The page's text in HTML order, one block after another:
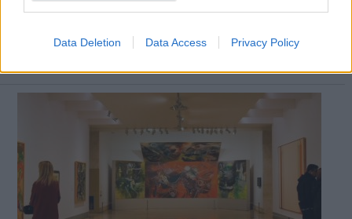
Data Deletion Data Access Privacy Policy
por la crisis del coronavirus.
Más artículos de este autor